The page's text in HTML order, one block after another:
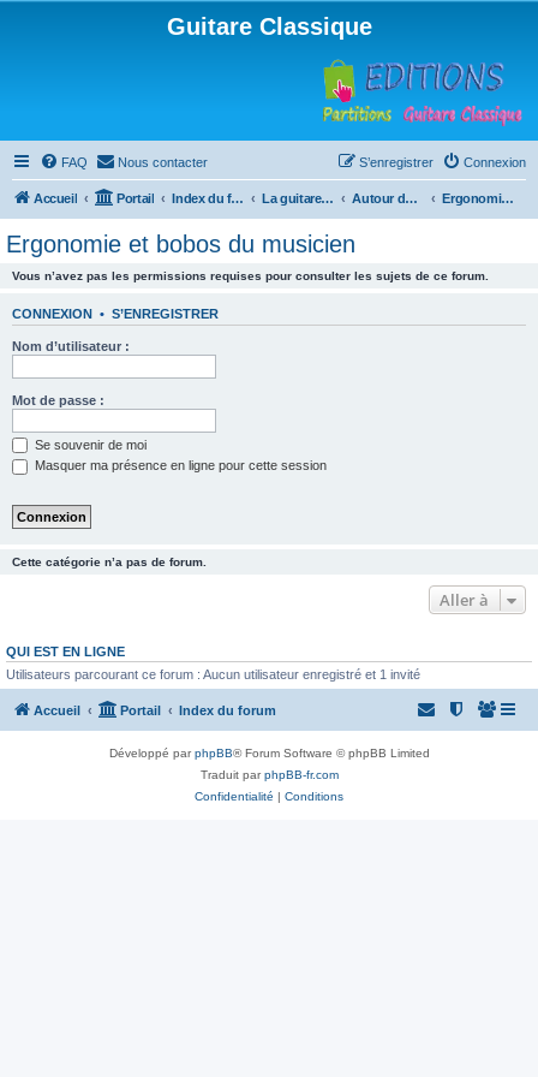
Guitare Classique
FAQ Nous contacter Connexion
S’enregistrer
Accueil Portail Index du forum La guitare : instrument, cours et théorie Autour de la guitare Ergonomie et bobos du musicien
Ergonomie et bobos du musicien
Vous n’avez pas les permissions requises pour consulter les sujets de ce forum.
CONNEXION • S’ENREGISTRER
Nom d’utilisateur :
Mot de passe :
Se souvenir de moi
Masquer ma présence en ligne pour cette session
Cette catégorie n’a pas de forum.
Aller à
QUI EST EN LIGNE
Utilisateurs parcourant ce forum : Aucun utilisateur enregistré et 1 invité
Accueil Portail Index du forum
Développé parphpBB® Forum Software © phpBB Limited
Traduit parphpBB-fr.com
Confidentialité | Conditions